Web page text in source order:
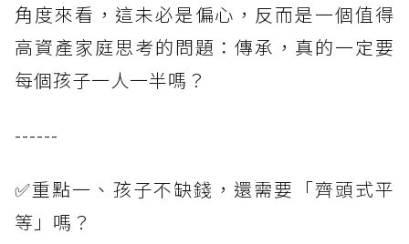
角度來看，這未必是偏心，反而是一個值得
高資產家庭思考的問題：傳承，真的一定要
每個孩子一人一半嗎？
------
✅重點一、孩子不缺錢，還需要「齊頭式平
等」嗎？